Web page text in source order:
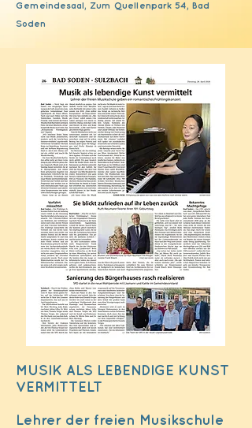
Gemeindesaal, Zum Quellenpark 54, Bad
Soden
MUSIK ALS LEBENDIGE KUNST
VERMITTELT
Lehrer der freien Musikschule